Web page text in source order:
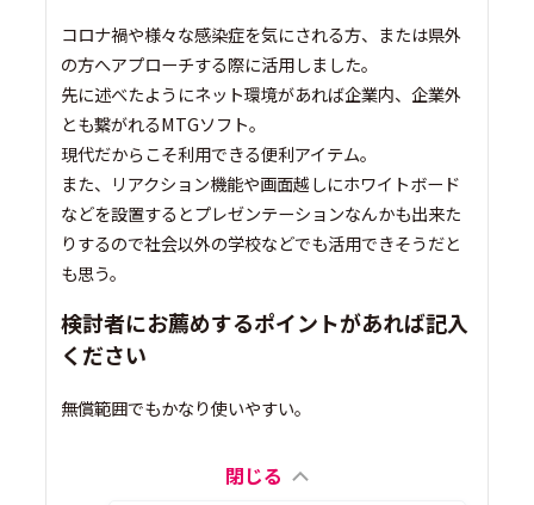
コロナ禍や様々な感染症を気にされる方、または県外
の方へアプローチする際に活用しました。
先に述べたようにネット環境があれば企業内、企業外
とも繋がれるMTGソフト。
現代だからこそ利用できる便利アイテム。
また、リアクション機能や画面越しにホワイトボード
などを設置するとプレゼンテーションなんかも出来た
りするので社会以外の学校などでも活用できそうだと
も思う。
検討者にお薦めするポイントがあれば記入
ください
無償範囲でもかなり使いやすい。
閉じる